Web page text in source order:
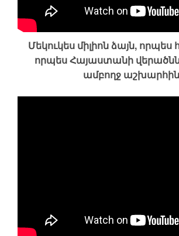
Մեկուկես միլիոն ձայն,
որպես Հայաստանի
ամբողջ աշխարհին